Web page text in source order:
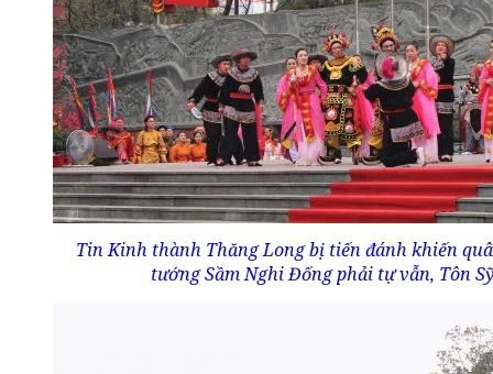
Tin Kinh thành Thăng Long bị tiến đánh khiến
tướng Sầm Nghi Đống phải tự vẫn, Tôn